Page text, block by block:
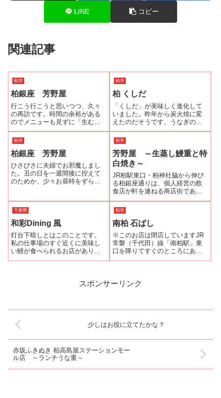
LINE コピー
関連記事
柏市
柏銀座 芳野屋
行こう行こうと思いつつ、久々
の再訪です。時間の余裕がある
のでメニューも見ずに「生むし
鰻重」を注文しました。注文し
てからメニューを見ると「昼の
懐石 うなぎ御膳」（2000円）な
るものもメニューに追加されて
いて人気だそうです。次回はこ
れを注文し...
柏市
柏 くしだ
「くしだ」が美味しく進化して
いました。昨年から炭火焼に変
えたのだそうです。うなぎの見
た目も美味しさもグレードアッ
プです。この日は奮発して「最
上」を頂きました。所謂、中入
れ重です。これ異常ないヴォリ
ュームで、大満足なのです。そ
して、うなぎの串...
柏市
柏銀座 芳野屋
ひさびさに夫婦でお邪魔しまし
た。丑の日を一週間後に控えて
のためか、少々お昼時をずらし
楽しみのひとつですから…。蒲
焼きと白焼きが両方楽しめるよ
うに鰻重...
柏市
芳野屋 ～生蒸し鰻重と特
白焼き～
JR柏駅東口・柏神社脇から伸び
る柏銀座通りは、個人経営の飲
食店が軒を連ねる商店街であ
る。その最も奥に『うなぎ 芳野
屋』はある。何度かうなぎ大好
きドットコムでも紹介している
が、以前は柏駅前にあった店舗
が閉店してしまったことが、こ
のサイトを開設...
千葉県
和彩Dining 風
灯台下暗しとはこのことです。
私の仕事場のすぐ近くに美味し
い鰻が食べられるお店がありま
した！昨日から暑さがぶり返
がないかと「食べログ」で検索
柏市
南柏 石ばし
※このお店は閉店していますJR
常磐（千代田）線「南柏駅」東
口を降りてすぐのところにあり
ます。１２、３人も入ればいっ
さん色に染まっていて、地元の
スポンサーリンク
少しはお役に立てたかな？
赤坂ふきぬき 柏高島屋ステーションモー
ル店 ～ランチうな重～